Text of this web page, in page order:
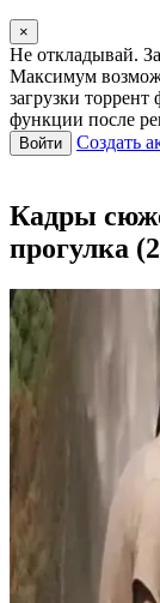
×
Не откладывай.
Максимум
загрузки торрент
функции после
Войти Создать
Кадры
прогулка